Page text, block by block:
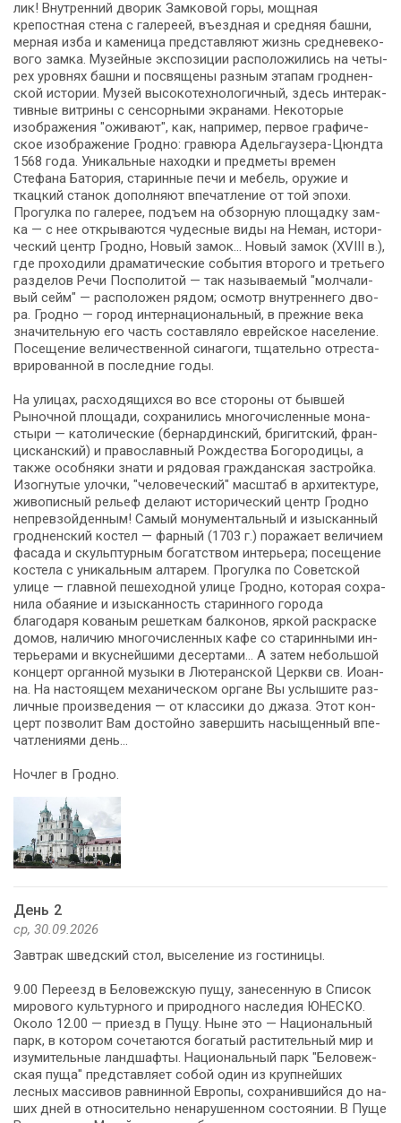
лик! Внутренний дво­рик Зам­ко­вой го­ры, мощная
крепостная стена с галереей, въездная и средняя баш­ни,
мерная изба и каменица пред­став­ля­ют жизнь сред­не­ве­ко­
во­го зам­ка. Музейные экс­по­зи­ции рас­по­ло­жи­лись на че­ты­
рех уров­нях баш­ни и по­свя­ще­ны разным этапам грод­нен­
ской ис­то­рии. Музей высокотехнологичный, здесь ин­тер­ак­
тив­ные витрины с сенсорными экранами. Не­ко­то­рые
изображения "оживают", как, на­при­мер, пер­вое гра­фи­че­
ское изображение Грод­но: гравюра Адельгаузера-Цюндта
1568 го­да. Уникальные на­ход­ки и пред­ме­ты вре­мен
Стефана Батория, ста­рин­ные пе­чи и ме­бель, ору­жие и
ткацкий станок до­пол­ня­ют впе­чат­ле­ние от той эпо­хи.
Прогулка по галерее, подъ­ем на обзорную пло­щад­ку зам­
ка — с нее от­кры­ва­ют­ся чу­дес­ные ви­ды на Не­ман, ис­то­ри­
че­ский центр Грод­но, Но­вый за­мок… Новый замок (XVIII в.),
где про­хо­ди­ли дра­ма­ти­че­ские со­бы­тия вто­ро­го и тре­тье­го
раз­де­лов Ре­чи Поспо­ли­той — так на­зы­ва­е­мый "мол­ча­ли­
вый сейм" — рас­по­ло­жен ря­дом; осмотр внут­рен­не­го дво­
ра. Грод­но — го­род ин­тер­на­ци­о­наль­ный, в преж­ние ве­ка
зна­чи­тель­ную его часть со­став­ля­ло ев­рей­ское на­се­ле­ние.
По­се­ще­ние ве­ли­че­ствен­ной синагоги, тща­тель­но от­ре­ста­
ври­ро­ван­ной в по­след­ние го­ды.
На ули­цах, рас­хо­дя­щих­ся во все сто­ро­ны от быв­шей
Рыночной пло­ща­ди, со­хра­ни­лись мно­го­чис­лен­ные мо­на­
сты­ри — ка­то­ли­че­ские (бер­нар­дин­ский, бри­гит­ский, фран­
цис­кан­ский) и пра­во­слав­ный Рож­де­ства Бо­го­ро­ди­цы, а
так­же особ­ня­ки зна­ти и ря­до­вая граж­дан­ская за­строй­ка.
Изогнутые улоч­ки, "че­ло­ве­че­ский" мас­штаб в ар­хи­тек­ту­ре,
жи­во­пис­ный ре­льеф де­ла­ют ис­то­ри­че­ский центр Грод­но
непревзойденным! Са­мый мо­ну­мен­таль­ный и изыс­кан­ный
грод­нен­ский ко­стел — фарный (1703 г.) по­ра­жа­ет ве­ли­чи­ем
фа­са­да и скульп­тур­ным бо­гат­ством ин­те­рье­ра; посещение
ко­сте­ла с уни­каль­ным ал­та­рем. Прогулка по Советской
ули­це — глав­ной пе­ше­ход­ной ули­це Грод­но, ко­то­рая со­хра­
ни­ла оба­я­ние и изыс­кан­ность ста­рин­но­го го­ро­да
благодаря ко­ва­ным ре­шет­кам бал­ко­нов, яр­кой рас­крас­ке
до­мов, на­ли­чию мно­го­чис­лен­ных ка­фе со ста­рин­ны­ми ин­
те­рье­ра­ми и вкус­ней­ши­ми де­сер­та­ми… А затем не­боль­шой
концерт ор­ган­ной музыки в Лютеранской Церкви св. Иоан­
на. На на­сто­я­щем механическом органе Вы услы­ши­те раз­
лич­ные произведения — от клас­си­ки до джа­за. Этот кон­
церт поз­во­лит Вам до­стой­но завершить на­сы­щен­ный впе­
чат­ле­ни­я­ми день…
Ноч­лег в Грод­но.
День 2
ср, 30.09.2026
Зав­трак швед­ский стол, вы­се­ле­ние из го­сти­ни­цы.
9.00 Пе­ре­езд в Беловежскую пущу, за­не­сен­ную в Спи­сок
ми­ро­во­го куль­тур­но­го и при­род­но­го на­сле­дия ЮНЕСКО.
Около 12.00 — приезд в Пущу. Ныне это — На­ци­о­наль­ный
парк, в ко­то­ром со­че­та­ют­ся бо­га­тый рас­ти­тель­ный мир и
изу­ми­тель­ные ланд­шаф­ты. На­ци­о­наль­ный парк "Бе­ло­веж­
ская пу­ща" пред­став­ля­ет со­бой один из круп­ней­ших
лесных массивов равнинной Ев­ро­пы, со­хра­нив­ший­ся до на­
ших дней в от­но­си­тель­но ненарушенном состоянии. В Пу­ще